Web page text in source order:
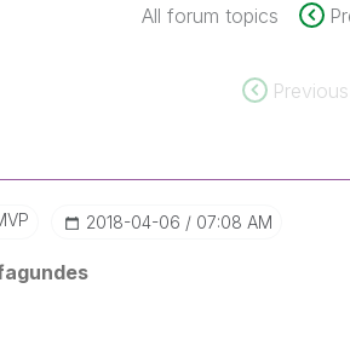
All forum topics
‎2018-04-06 07:08 AM